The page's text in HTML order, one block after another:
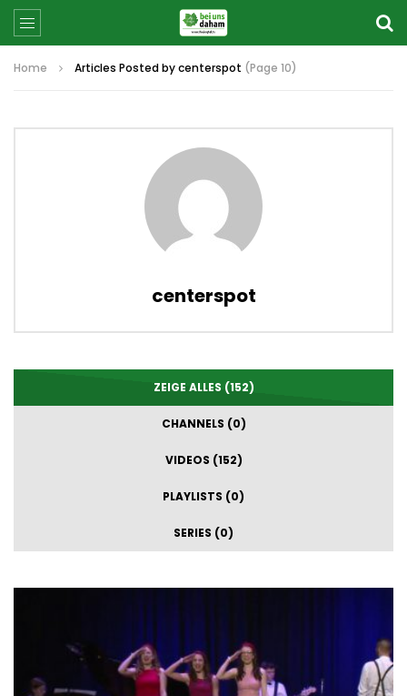
Home Articles Posted by centerspot (Page 10)
centerspot
ZEIGE ALLES (152)
CHANNELS (0)
VIDEOS (152)
PLAYLISTS (0)
SERIES (0)